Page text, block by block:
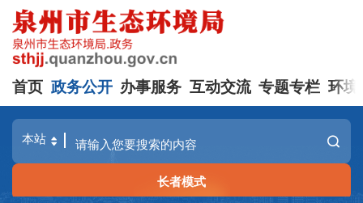
首页 政务公开 办事服务 互动交流 专题专栏 环境
长者模式